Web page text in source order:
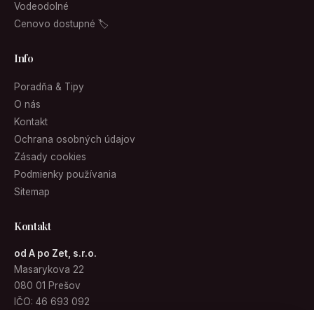
Vodeodolné
Cenovo dostupné 🏷
Info
Poradňa & Tipy
O nás
Kontakt
Ochrana osobných údajov
Zásady cookies
Podmienky používania
Sitemap
Kontakt
od A po Zet, s.r.o.
Masarykova 22
080 01 Prešov
IČO: 46 693 092